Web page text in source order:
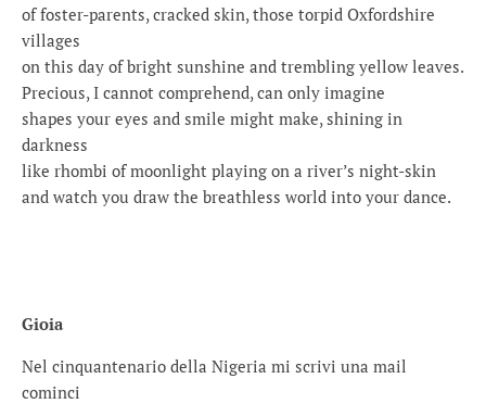
of foster-parents, cracked skin, those torpid Oxfordshire
villages
on this day of bright sunshine and trembling yellow leaves.
Precious, I cannot comprehend, can only imagine
shapes your eyes and smile might make, shining in
darkness
like rhombi of moonlight playing on a river’s night-skin
and watch you draw the breathless world into your dance.
Gioia
Nel cinquantenario della Nigeria mi scrivi una mail
cominci